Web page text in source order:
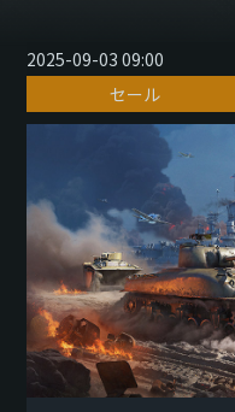
2025-09-03 09:00
セール